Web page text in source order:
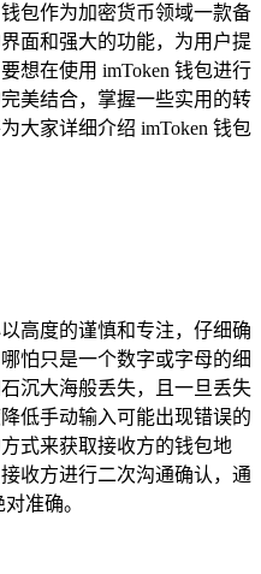
包作为加密货币领域一款备
面和强大的功能，为用户提
想在使用 imToken 钱包进行
美结合，掌握一些实用的转
大家详细介绍 imToken 钱包
高度的谨慎和专注，仔细确
怕只是一个数字或字母的细
沉大海般丢失，且一旦丢失
低手动输入可能出现错误的
式来获取接收方的钱包地
收方进行二次沟通确认，通
准确。